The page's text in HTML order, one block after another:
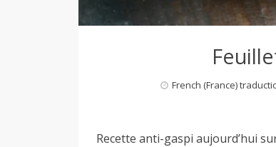
French (France)
Recette anti-gaspi aujourd’hui